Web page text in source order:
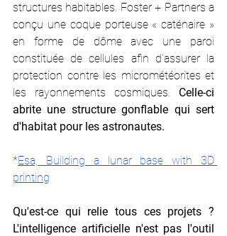
structures habitables. Foster + Partners a
conçu une coque porteuse « caténaire »
en forme de dôme avec une paroi
constituée de cellules afin d'assurer la
protection contre les micrométéorites et
les rayonnements cosmiques. Celle-ci
abrite une structure gonflable qui sert
d'habitat pour les astronautes.
*Esa, Building a lunar base with 3D
printing
Qu'est-ce qui relie tous ces projets ?
L'intelligence artificielle n'est pas l'outil